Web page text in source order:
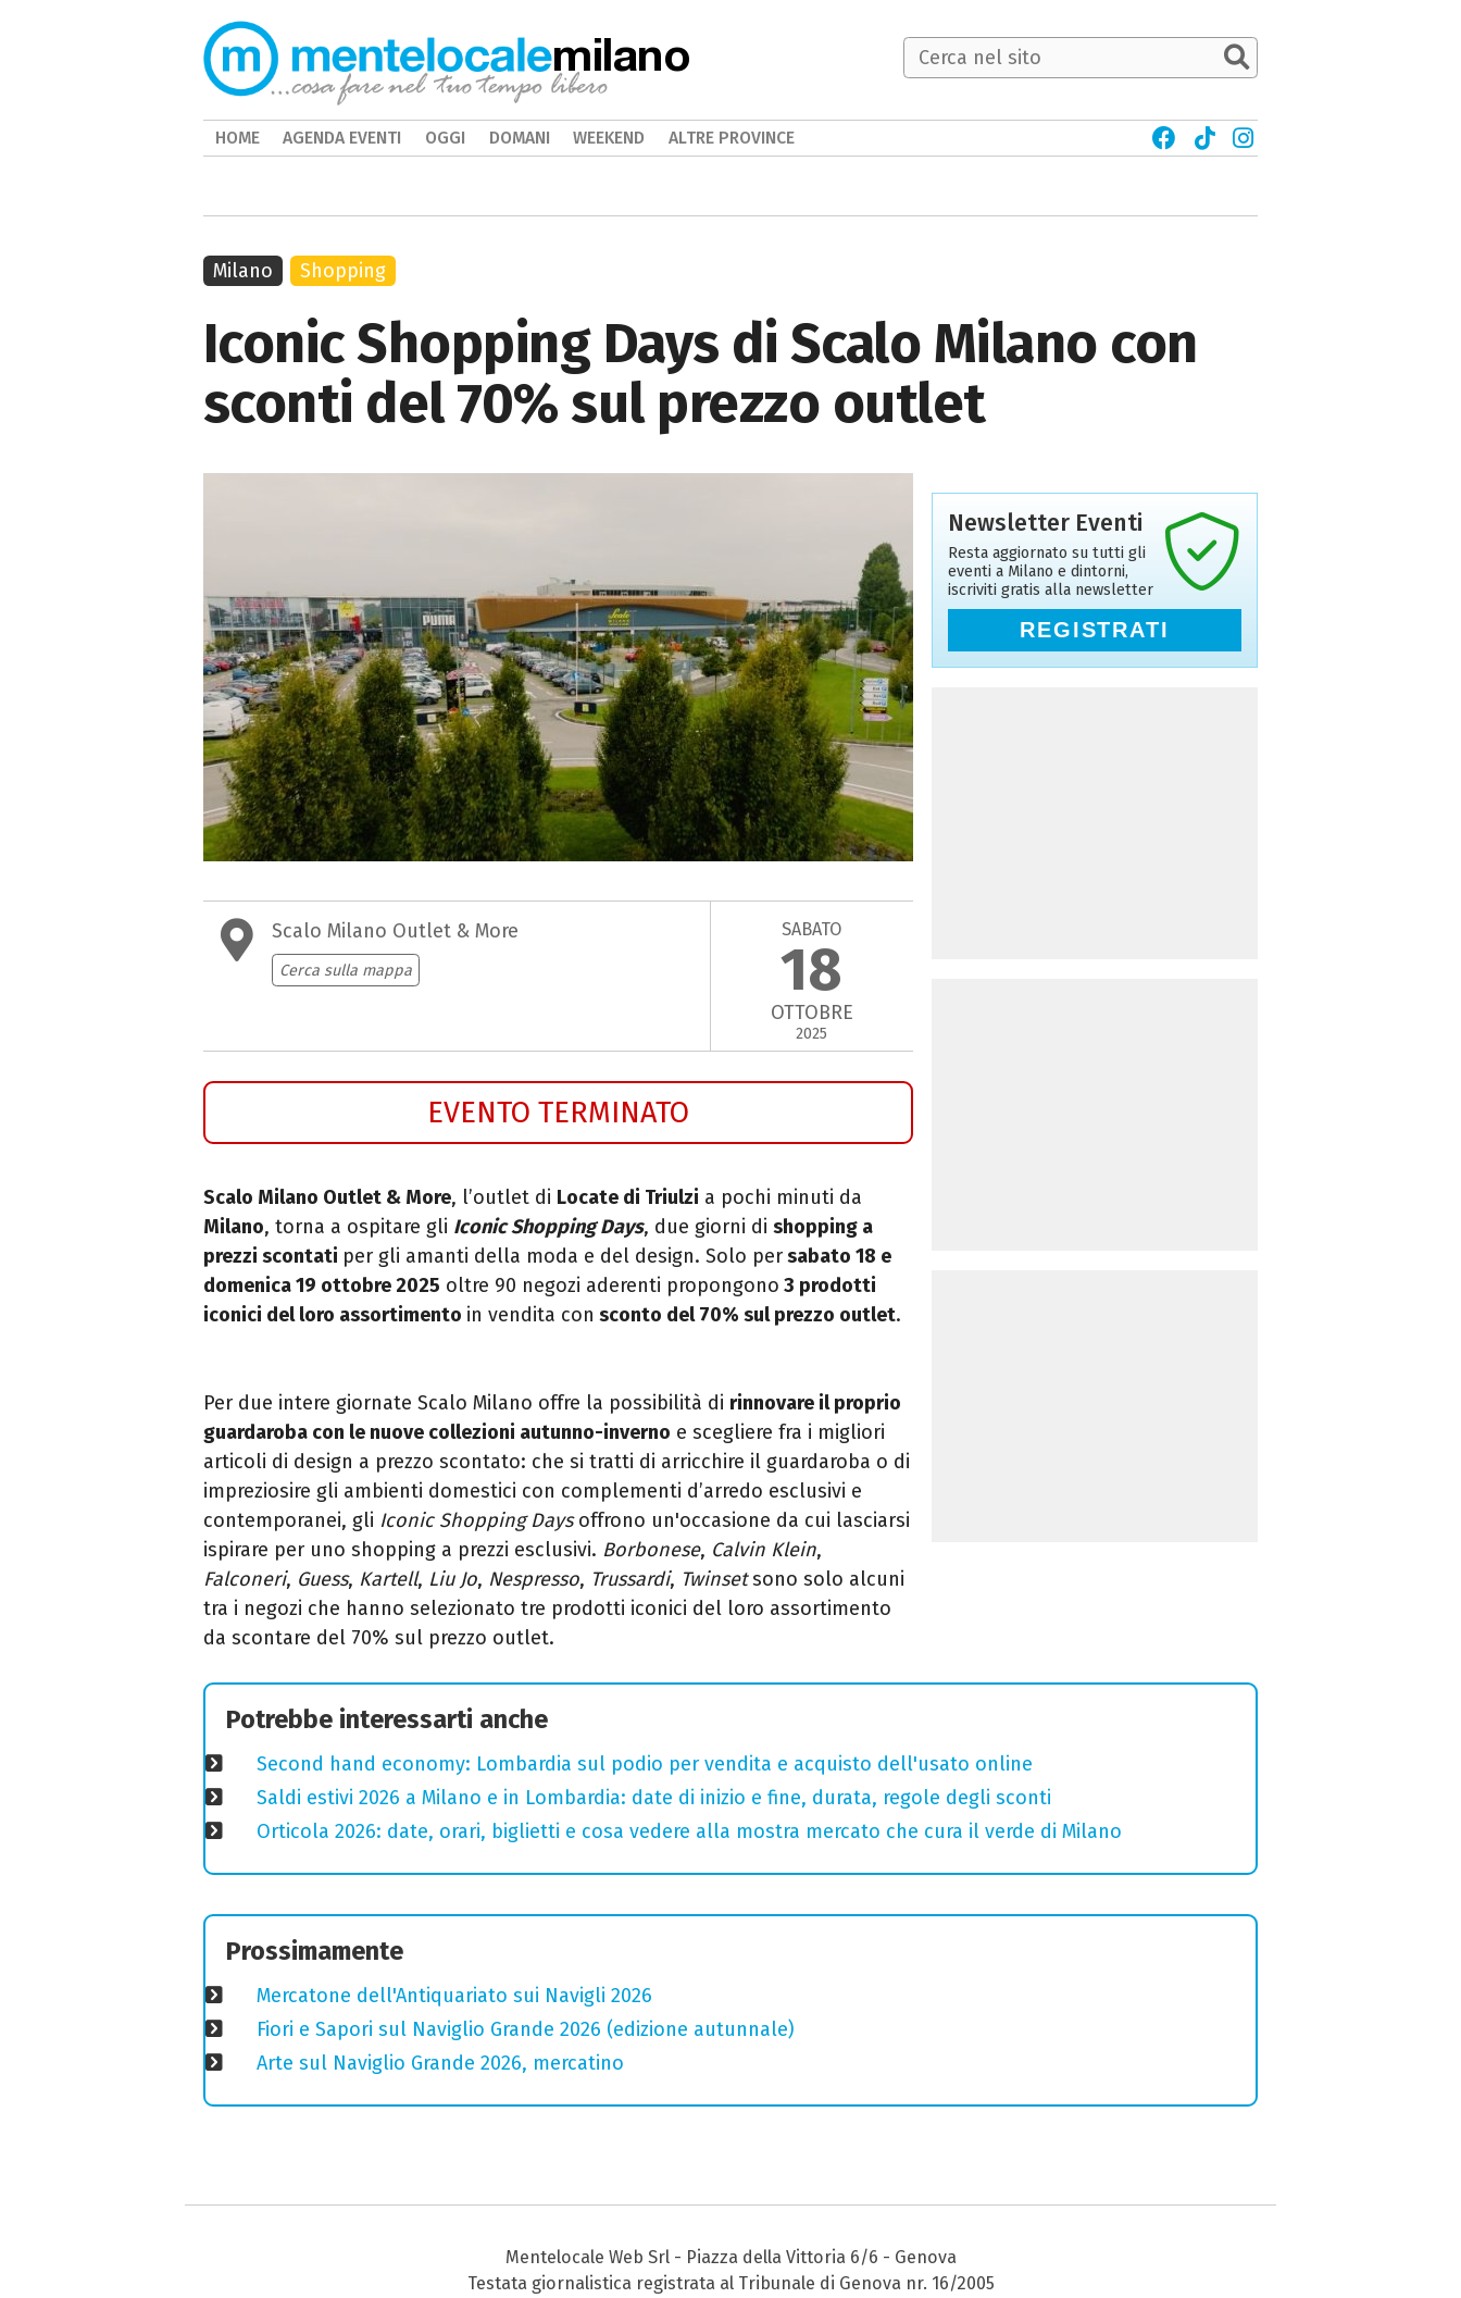
Iconic Shopping Days di Scalo Milano con
sconti del 70% sul prezzo outlet
Scalo Milano Outlet & More
Cerca sulla mappa
SABATO
18
OTTOBRE
2025
EVENTO TERMINATO
Scalo Milano Outlet & More, l’outlet di Locate di Triulzi a pochi minuti da
Milano, torna a ospitare gli Iconic Shopping Days, due giorni di shopping a
prezzi scontati per gli amanti della moda e del design. Solo persabato 18 e
domenica 19 ottobre 2025 oltre 90 negozi aderenti propongono 3 prodotti
iconici del loro assortimento in vendita con sconto del 70% sul prezzo outlet.
Per due intere giornate Scalo Milano offre la possibilità di rinnovare il proprio
guardaroba con le nuove collezioni autunno-inverno e scegliere fra i migliori
articoli di design a prezzo scontato: che si tratti di arricchire il guardaroba o di
impreziosire gli ambienti domestici con complementi d’arredo esclusivi e
contemporanei, gli Iconic Shopping Daysoffrono un'occasione da cui lasciarsi
ispirare per uno shopping a prezzi esclusivi. Borbonese, Calvin Klein,
Falconeri, Guess, Kartell, Liu Jo, Nespresso, Trussardi, Twinsetsono solo alcuni
tra i negozi che hanno selezionato tre prodotti iconici del loro assortimento
da scontare del 70% sul prezzo outlet.
Milano Shopping
Newsletter Eventi
Resta aggiornato su tutti gli
eventi a Milano e dintorni,
iscriviti gratis alla newsletter
REGISTRATI
Potrebbe interessarti anche
Second hand economy: Lombardia sul podio per vendita e acquisto dell'usato online
Saldi estivi 2026 a Milano e in Lombardia: date di inizio e fine, durata, regole degli sconti
Orticola 2026: date, orari, biglietti e cosa vedere alla mostra mercato che cura il verde di Milano
Prossimamente
Mercatone dell'Antiquariato sui Navigli 2026
Fiori e Sapori sul Naviglio Grande 2026 (edizione autunnale)
Arte sul Naviglio Grande 2026, mercatino
milano
HOME AGENDA EVENTI OGGI DOMANI WEEKEND ALTRE PROVINCE
Mentelocale Web Srl - Piazza della Vittoria 6/6 - Genova
Testata giornalistica registrata al Tribunale di Genova nr. 16/2005